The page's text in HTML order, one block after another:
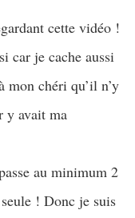
cette vidéo !
car je cache aussi
mon chéri qu’il n’y
y avait ma
au minimum 2
! Donc je suis